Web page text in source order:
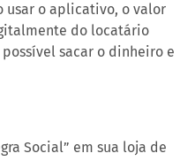
usar o aplicativo, o valor
do locatário
sacar o dinheiro e
Social” em sua loja de